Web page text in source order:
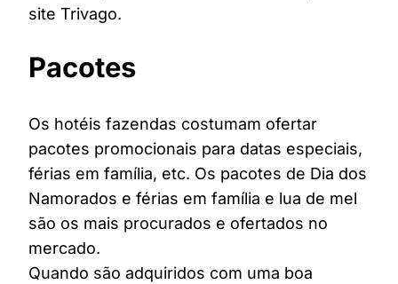
site Trivago.
Pacotes
Os hotéis fazendas costumam ofertar
pacotes promocionais para datas especiais,
férias em família, etc. Os pacotes de Dia dos
Namorados e férias em família e lua de mel
são os mais procurados e ofertados no
mercado.
Quando são adquiridos com uma boa